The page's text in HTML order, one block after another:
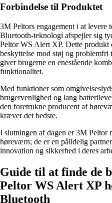
Forbindelse til Produktet
3M Peltors engagement i at levere
Bluetooth-teknologi afspejler sig
Peltor WS Alert XP. Dette produkt
beskyttelse mod støj og
giver brugerne en enestående
funktionalitet.
Med funktioner som
brugervenlighed og lang
den foretrukne producent af
kræver det bedste.
I slutningen af dagen er 3M Peltor
høreværn; de er en pålidelig
innovation og sikkerhed i deres
Guide til at finde de
Peltor WS Alert XP
Bluetooth